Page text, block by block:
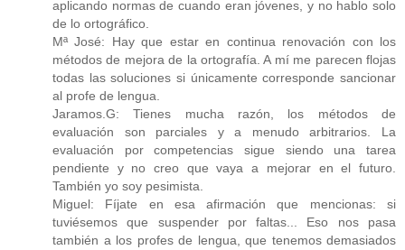
aplicando normas de cuando eran jóvenes, y no hablo solo
de lo ortográfico.
Mª José: Hay que estar en continua renovación con los
métodos de mejora de la ortografía. A mí me parecen flojas
todas las soluciones si únicamente corresponde sancionar
al profe de lengua.
Jaramos.G: Tienes mucha razón, los métodos de
evaluación son parciales y a menudo arbitrarios. La
evaluación por competencias sigue siendo una tarea
pendiente y no creo que vaya a mejorar en el futuro.
También yo soy pesimista.
Miguel: Fíjate en esa afirmación que mencionas: si
tuviésemos que suspender por faltas... Eso nos pasa
también a los profes de lengua, que tenemos demasiados